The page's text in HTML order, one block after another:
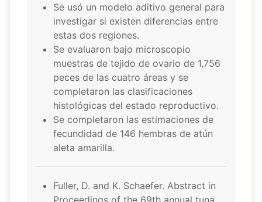
Se usó un modelo aditivo general para
investigar si existen diferencias entre
estas dos regiones.
Se evaluaron bajo microscopio
muestras de tejido de ovario de 1,756
peces de las cuatro áreas y se
completaron las clasificaciones
histológicas del estado reproductivo.
Se completaron las estimaciones de
fecundidad de 146 hembras de atún
aleta amarilla.
Fuller, D. and K. Schaefer. Abstract in